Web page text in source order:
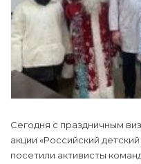
Сегодня с праздничным
акции «Российский
посетили активисты